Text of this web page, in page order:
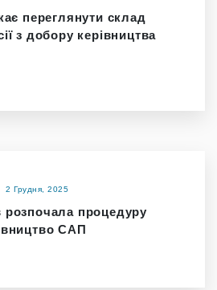
переглянути склад
з добору керівництва
2 Грудня, 2025
розпочала процедуру
САП